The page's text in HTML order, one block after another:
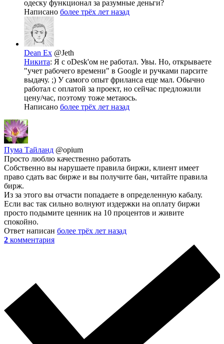
одеску функционал за разумные деньги?
Написано более трёх лет назад
Dean Ex @Jeth
Никита: Я с oDesk'ом не работал. Увы. Но, открываете
"учет рабочего времени" в Google и ручками парсите
выдачу. ;) У самого опыт фриланса еще мал. Обычно
работал с оплатой за проект, но сейчас предложили
цену/час, поэтому тоже метаюсь.
Написано более трёх лет назад
Пума Тайланд @opium
Просто люблю качественно работать
Собственно вы нарушаете правила биржи, клиент имеет
право сдать вас бирже и вы получите бан, читайте правила
бирж.
Из за этого вы отчасти попадаете в определенную кабалу.
Если вас так сильно волнуют издержки на оплату биржи
просто подымите ценник на 10 процентов и живите
спокойно.
Ответ написан более трёх лет назад
2 комментария